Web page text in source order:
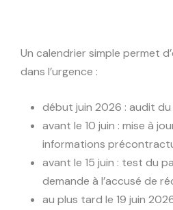
Un calendrier simple permet
dans l’urgence :
début juin 2026 : audit
avant le 10 juin : mise à
informations
avant le 15 juin : test du
demande à l’accusé de
au plus tard le 19 juin